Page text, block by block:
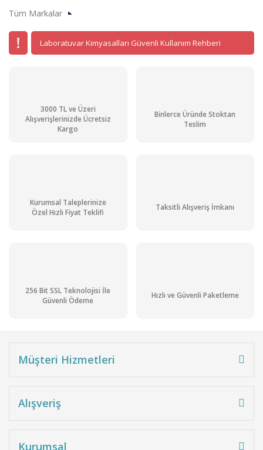
Ön Siparişli Ürün
Tüm Markalar
Laboratuvar Kimyasalları Güvenli Kullanım Rehberi
3000 TL ve Üzeri
Alışverişlerinizde Ücretsiz
Kargo
Binlerce Üründe Stoktan
Teslim
Kurumsal Taleplerinize
Özel Hızlı Fiyat Teklifi
Taksitli Alışveriş İmkanı
256 Bit SSL Teknolojisi İle
Güvenli Ödeme
Hızlı ve Güvenli Paketleme
Müşteri Hizmetleri
Alışveriş
Kurumsal